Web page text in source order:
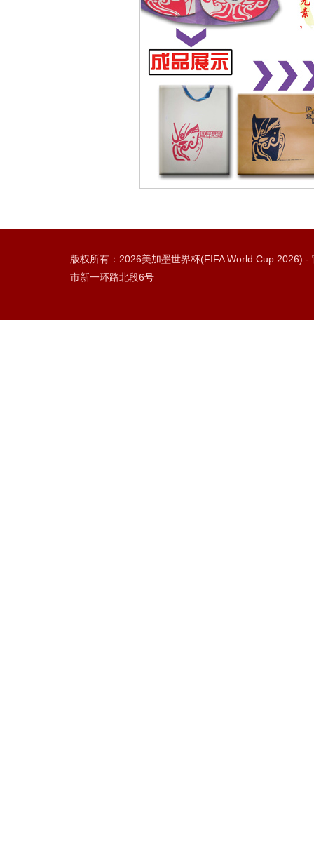
版权所有：2026美加墨世界杯(FIFA World Cup 2026)
市新一环路北段6号